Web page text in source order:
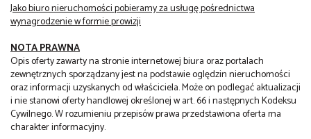
Jako biuro nieruchomości pobieramy za usługę pośrednictwa
wynagrodzenie w formie prowizji
NOTA PRAWNA
Opis oferty zawarty na stronie internetowej biura oraz portalach
zewnętrznych sporządzany jest na podstawie oględzin nieruchomości
oraz informacji uzyskanych od właściciela. Może on podlegać aktualizacji
i nie stanowi oferty handlowej określonej w art. 66 i następnych Kodeksu
Cywilnego. W rozumieniu przepisów prawa przedstawiona oferta ma
charakter informacyjny.